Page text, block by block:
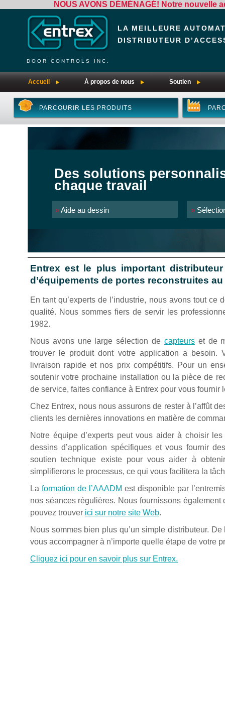
NOUS AVONS DÉMÉNAGÉ! Notre nouvelle
LA MEILLEURE
DISTRIBUTEUR
DOOR CONTROLS INC.
Accueil À propos de nous Soutien
PARCOURIR LES PRODUITS
Des solutions
chaque travail
»Aide au dessin »
Entrex est le plus important
d’équipements de portes reconstruites au
En tant qu’experts de l’industrie, nous avons tout
qualité. Nous sommes fiers de servir les
1982.
Nous avons une large sélection de capteurset de
trouver le produit dont votre application a besoin.
livraison rapide et nos prix compétitifs. Pour un
soutenir votre prochaine installation ou la pièce de
de service, faites confiance à Entrex pour vous
Chez Entrex, nous nous assurons de rester à l’affût
clients les dernières innovations en matière de
Notre équipe d’experts peut vous aider à choisir
dessins d’application spécifiques et vous fournir
soutien technique existe pour vous aider à
simplifierons le processus, ce qui vous facilitera la
La formation de l’AAADM est disponible par
nos séances régulières. Nous fournissons
pouvez trouver ici sur notre site Web.
Nous sommes bien plus qu’un simple distributeur.
vous accompagner à n’importe quelle étape de votre
Cliquez ici pour en savoir plus sur Entrex.